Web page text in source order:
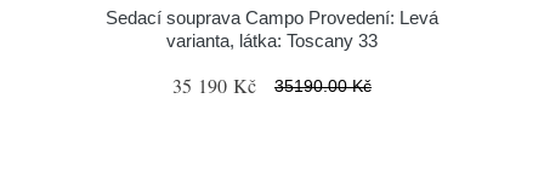
Sedací souprava Campo Provedení: Levá
varianta, látka: Toscany 33
35 190 Kč 35190.00 Kč